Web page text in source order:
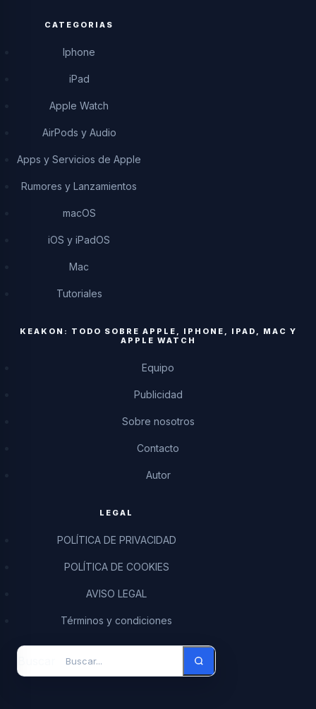
CATEGORIAS
Iphone
iPad
Apple Watch
AirPods y Audio
Apps y Servicios de Apple
Rumores y Lanzamientos
macOS
iOS y iPadOS
Mac
Tutoriales
KEAKON: TODO SOBRE APPLE, IPHONE, IPAD, MAC Y
APPLE WATCH
Equipo
Publicidad
Sobre nosotros
Contacto
Autor
LEGAL
POLÍTICA DE PRIVACIDAD
POLÍTICA DE COOKIES
AVISO LEGAL
Términos y condiciones